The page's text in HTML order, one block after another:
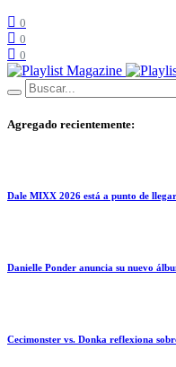
0
0
0
Agregado recientemente:
Dale MIXX 2026 está a punto de
Danielle Ponder anuncia su nuevo
Cecimonster vs. Donka reflexiona